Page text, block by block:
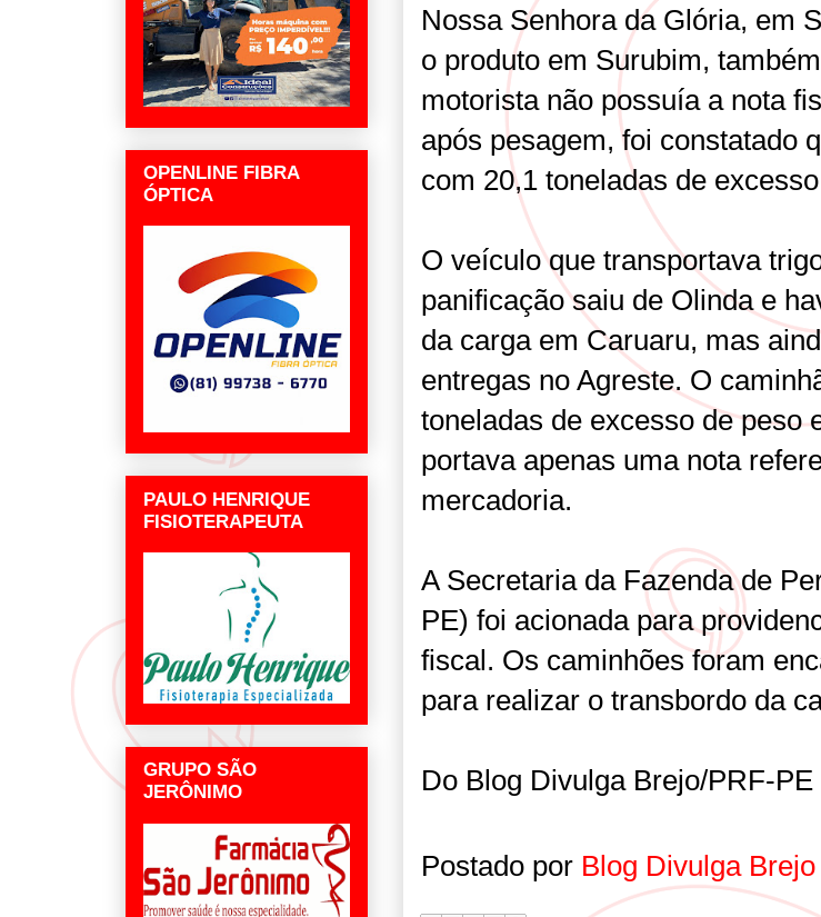
Nossa Senhora da Glória, em
o produto em Surubim,
motorista não possuía a nota
após pesagem, foi constatado
com 20,1 toneladas de
O veículo que transportava
panificação saiu de Olinda e
da carga em Caruaru, mas
entregas no Agreste. O
toneladas de excesso de peso
portava apenas uma nota
mercadoria.
A Secretaria da Fazenda de
PE) foi acionada para
fiscal. Os caminhões foram
para realizar o transbordo da
Do Blog Divulga Brejo/PRF-PE
Postado por Blog Divulga Brejo
OPENLINE FIBRA
ÓPTICA
PAULO HENRIQUE
FISIOTERAPEUTA
GRUPO SÃO
JERÔNIMO